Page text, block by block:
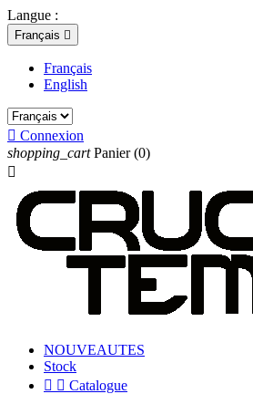
Langue :
Français 
Français
English
 Connexion
shopping_cart Panier (0)

NOUVEAUTES
Stock
  Catalogue